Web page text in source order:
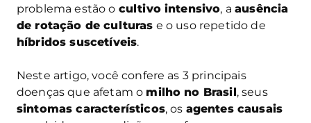
problema estão o cultivo intensivo, aausência
de rotação de culturas e o uso repetido de
híbridos suscetíveis.
Neste artigo, você confere as 3 principais
doenças que afetam o milho no Brasil, seus
sintomas característicos, os agentes causais